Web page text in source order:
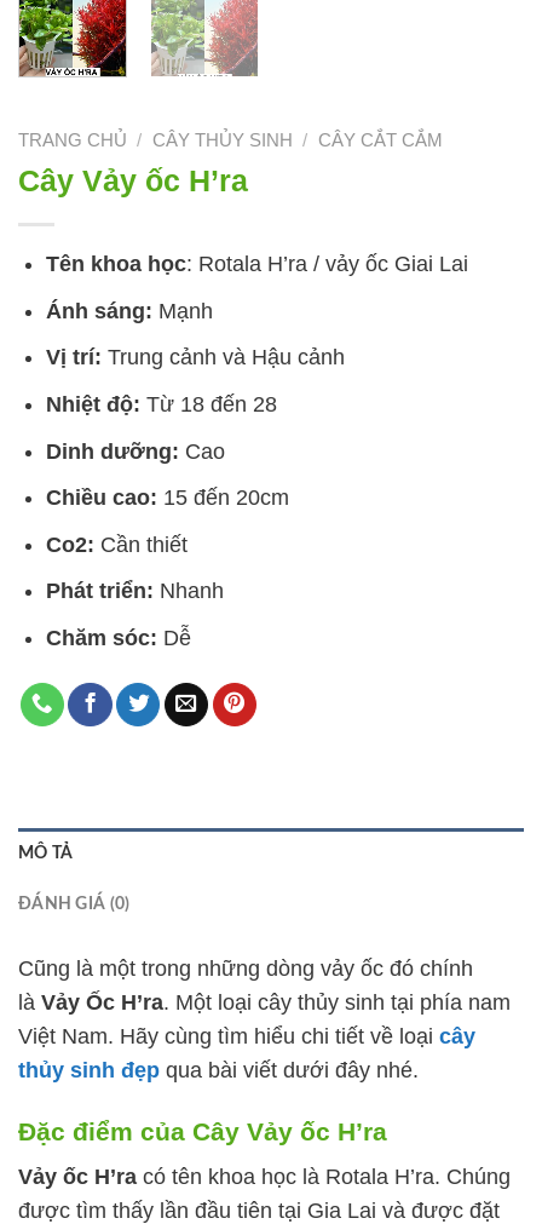
TRANG CHỦ / CÂY THỦY SINH / CÂY CẮT CẮM
Cây Vảy ốc H’ra
Tên khoa học: Rotala H’ra / vảy ốc Giai Lai
Ánh sáng: Mạnh
Vị trí: Trung cảnh và Hậu cảnh
Nhiệt độ: Từ 18 đến 28
Dinh dưỡng: Cao
Chiều cao: 15 đến 20cm
Co2: Cần thiết
Phát triển: Nhanh
Chăm sóc: Dễ
MÔ TẢ
ĐÁNH GIÁ (0)
Cũng là một trong những dòng vảy ốc đó chính
là Vảy Ốc H’ra. Một loại cây thủy sinh tại phía nam
Việt Nam. Hãy cùng tìm hiểu chi tiết về loại cây
thủy sinh đẹp qua bài viết dưới đây nhé.
Đặc điểm của Cây Vảy ốc H’ra
Vảy ốc H’ra có tên khoa học là Rotala H’ra. Chúng
được tìm thấy lần đầu tiên tại Gia Lai và được đặt